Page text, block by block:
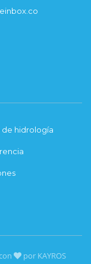
de hidrología
por KAYROS